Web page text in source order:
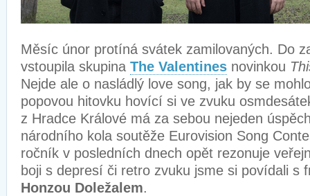
Měsíc únor protíná svátek zamilovaných. Do
vstoupila skupina The Valentines novinkou
Nejde ale o nasládlý love song, jak by se
popovou hitovku hovící si ve zvuku
z Hradce Králové má za sebou nejeden
národního kola soutěže Eurovision Song
ročník v posledních dnech opět rezonuje
boji s depresí či retro zvuku jsme si povídali s
Honzou Doležalem.